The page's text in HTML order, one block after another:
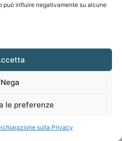
può influire negativamente su alcune
Nega
le preferenze
sulla Privacy